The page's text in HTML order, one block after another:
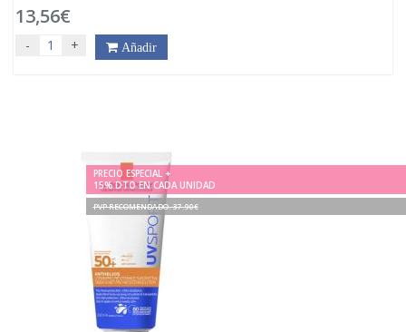
13,56€
- + Añadir
PRECIO ESPECIAL +
15% DTO EN CADA UNIDAD
PVP RECOMENDADO. 37.90€